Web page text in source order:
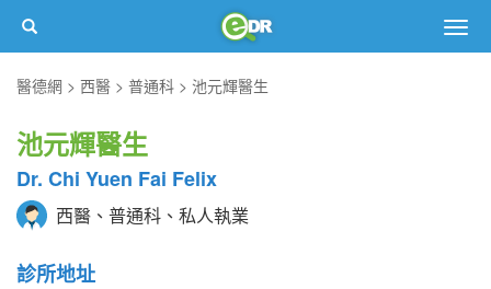
醫德網
西醫 普通科 池元輝醫生
池元輝醫生
Dr. Chi Yuen Fai Felix
西醫、普通科、私人執業
診所地址